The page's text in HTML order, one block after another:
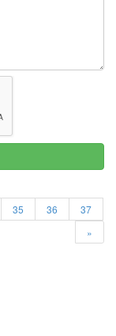
35 36
37
»